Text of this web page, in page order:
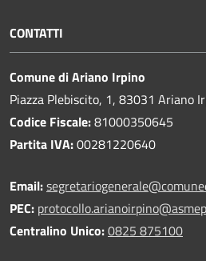
CONTATTI
Comune di Ariano Irpino
Piazza Plebiscito, 1, 83031 Ariano
Codice Fiscale:81000350645
Partita IVA:00281220640
Email:
PEC:
Centralino Unico:0825 875100